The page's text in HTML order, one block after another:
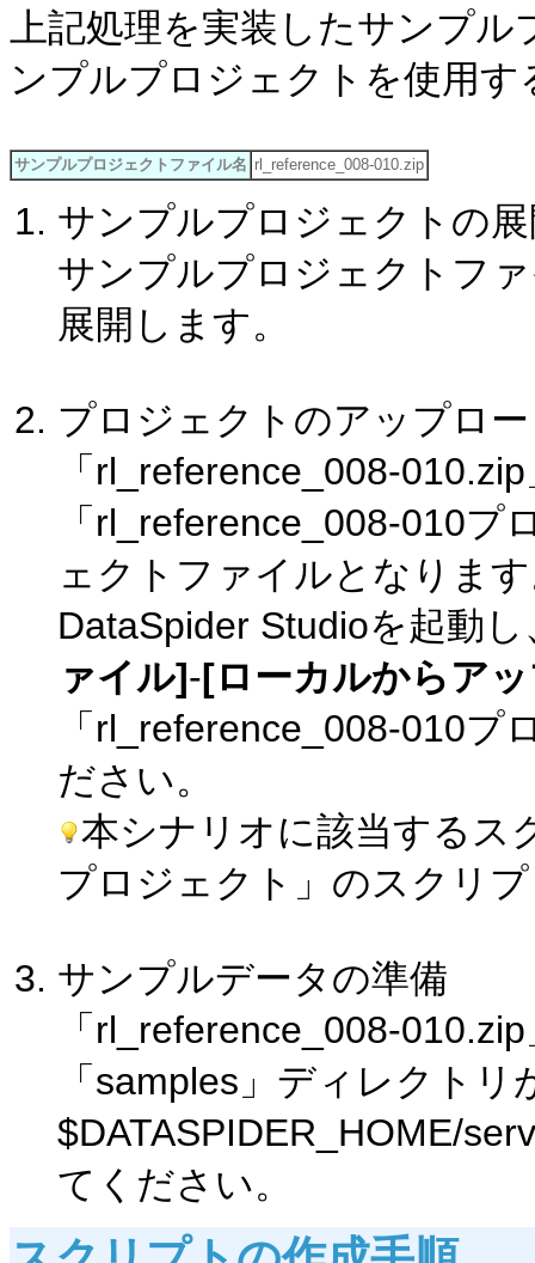
上記処理を実装したサンプ
ンプルプロジェクトを使用
サンプルプロジェクトファイル名 rl_reference_008-010.zip
サンプルプロジェクトの
サンプルプロジェクトフ
展開します。
プロジェクトのアップロ
「rl_reference_008-
「rl_reference_008-010
ェクトファイルとなりま
DataSpider Studioを起動
ァイル]-[ローカルからア
「rl_reference_008-010
ださい。
本シナリオに該当するス
プロジェクト」のスクリ
サンプルデータの準備
「rl_reference_008-
「samples」ディレクト
$DATASPIDER_HOME/
てください。